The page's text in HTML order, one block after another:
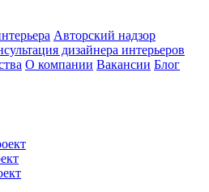
Авторский надзор
дизайнера интерьеров
О компании Вакансии Блог